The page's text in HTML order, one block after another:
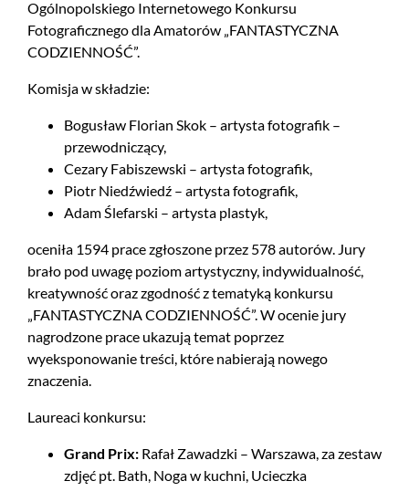
Ogólnopolskiego Internetowego Konkursu
Fotograficznego dla Amatorów „FANTASTYCZNA
CODZIENNOŚĆ”.
Komisja w składzie:
Bogusław Florian Skok – artysta fotografik –
przewodniczący,
Cezary Fabiszewski – artysta fotografik,
Piotr Niedźwiedź – artysta fotografik,
Adam Ślefarski – artysta plastyk,
oceniła 1594 prace zgłoszone przez 578 autorów. Jury
brało pod uwagę poziom artystyczny, indywidualność,
kreatywność oraz zgodność z tematyką konkursu
„FANTASTYCZNA CODZIENNOŚĆ”. W ocenie jury
nagrodzone prace ukazują temat poprzez
wyeksponowanie treści, które nabierają nowego
znaczenia.
Laureaci konkursu:
Grand Prix: Rafał Zawadzki – Warszawa, za zestaw
zdjęć pt. Bath, Noga w kuchni, Ucieczka